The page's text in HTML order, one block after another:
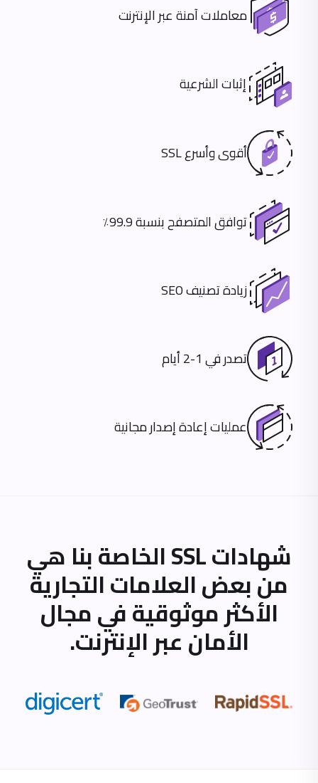
معاملات آمنة عبر الإنترنت
إثبات الشرعية
أقوى وأسرع SSL
توافق المتصفح بنسبة 99.9٪
زيادة تصنيف SEO
تصدر في 1-2 أيام
عمليات إعادة إصدار مجانية
شهادات SSL الخاصة بنا هي
من بعض العلامات التجارية
الأكثر موثوقية في مجال
الأمان عبر الإنترنت.